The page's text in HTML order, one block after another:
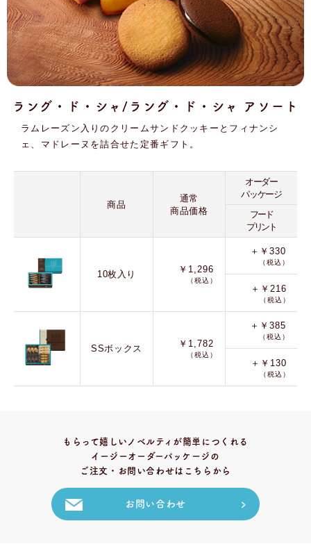
ラング・ド・シャ/ラング・ド・シャ アソート
ラムレーズン入りのクリームサンドクッキーとフィナンシ
ェ、マドレーヌを詰合せた定番ギフト。
商品
通常
商品価格
オーダー
パッケージ
フード
プリント
10枚入り ￥1,296
（税込）
＋￥330
（税込）
＋￥216
（税込）
SSボックス ￥1,782
（税込）
＋￥385
（税込）
＋￥130
（税込）
もらって嬉しいノベルティが簡単につくれる
イージーオーダーパッケージの
ご注文・お問い合わせはこちらから
お問い合わせ